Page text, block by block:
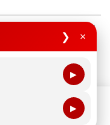
❯ ×
▶
▶
y Propiedad Intelectual
Tratamiento de Datos
tu experiencia de
política de uso de